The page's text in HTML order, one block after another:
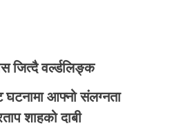
जित्दै वर्ल्डलिङ्क
घटनामा आफ्नो संलग्नता
शाहको दाबी